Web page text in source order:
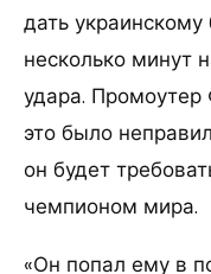
дать
несколько минут
удара. Промоутер
это было
он будет
чемпионом мира.
«Он попал ему в